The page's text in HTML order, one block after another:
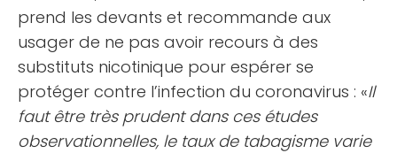
prend les devants et recommande aux
usager de ne pas avoir recours à des
substituts nicotinique pour espérer se
protéger contre l’infection du coronavirus : «Il
faut être très prudent dans ces études
observationnelles, le taux de tabagisme varie